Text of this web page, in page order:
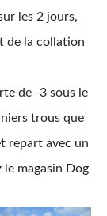
les 2 jours,
de la collation
de -3 sous le
trous que
repart avec un
le magasin Dog